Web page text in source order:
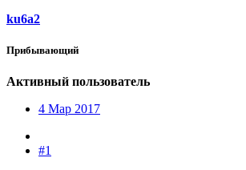
ku6a2
Прибывающий
Активный пользователь
4 Мар 2017
#1